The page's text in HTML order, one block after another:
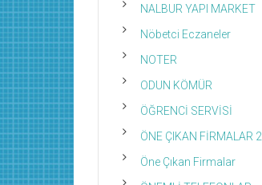
NALBUR YAPI MARKET
Nöbetci Eczaneler
NOTER
ODUN KÖMÜR
ÖĞRENCİ SERVİSİ
ÖNE ÇIKAN FİRMALAR 2
Öne Çıkan Firmalar